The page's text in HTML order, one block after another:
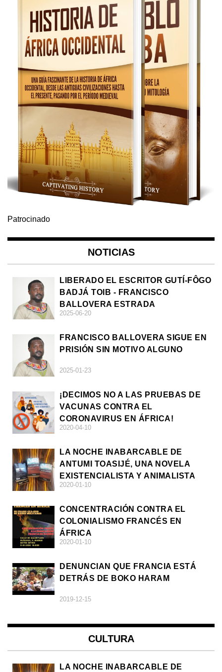
Patrocinado
NOTICIAS
LIBERADO EL ESCRITOR GUTÍ-FÔGO
BADJÁ TOIB - FRANCISCO
BALLOVERA ESTRADA
2025-06-20
FRANCISCO BALLOVERA SIGUE EN
PRISIÓN SIN MOTIVO ALGUNO
2025-01-23
¡DECIMOS NO A LAS PRUEBAS DE
VACUNAS CONTRA EL
CORONAVIRUS EN ÁFRICA!
2020-04-10
LA NOCHE INABARCABLE DE
ANTUMI TOASIJÉ, UNA NOVELA
EXISTENCIALISTA Y ANIMALISTA
2020-01-10
CONCENTRACIÓN CONTRA EL
COLONIALISMO FRANCÉS EN
ÁFRICA
2020-01-10
DENUNCIAN QUE FRANCIA ESTÁ
DETRÁS DE BOKO HARAM
2019-12-15
CULTURA
LA NOCHE INABARCABLE DE